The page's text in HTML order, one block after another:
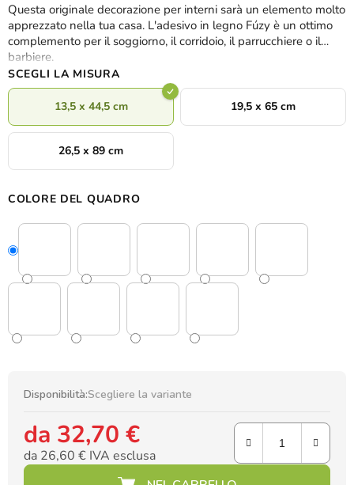
Questa originale decorazione per interni sarà un elemento molto
apprezzato nella tua casa. L'adesivo in legno Fúzy è un ottimo
complemento per il soggiorno, il corridoio, il parrucchiere o il
barbiere.
SCEGLI LA MISURA
13,5 x 44,5 cm 19,5 x 65 cm
26,5 x 89 cm
COLORE DEL QUADRO
Disponibilità:Scegliere la variante
da 32,70 €
da 26,60 € IVA esclusa
Prezzo della misura: